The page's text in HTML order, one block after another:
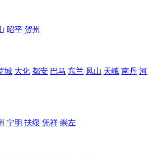
昭平 贺州
城 大化 都安 巴马 东兰 凤山 天峨 南丹 河
宁明 扶绥 凭祥 崇左